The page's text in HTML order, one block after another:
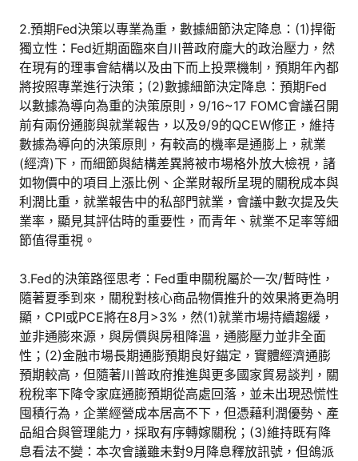
2.預期Fed決策以專業為重，數據細節決定降息：(1)捍衛
獨立性：Fed近期面臨來自川普政府龐大的政治壓力，然
在現有的理事會結構以及由下而上投票機制，預期年內都
將按照專業進行決策；(2)數據細節決定降息：預期Fed
以數據為導向為重的決策原則，9/16~17 FOMC會議召開
前有兩份通膨與就業報告，以及9/9的QCEW修正，維持
數據為導向的決策原則，有較高的機率是通膨上，就業
(經濟)下，而細節與結構差異將被市場格外放大檢視，諸
如物價中的項目上漲比例、企業財報所呈現的關稅成本與
利潤比重，就業報告中的私部門就業，會議中數次提及失
業率，顯見其評估時的重要性，而青年、就業不足率等細
節值得重視。
3.Fed的決策路徑思考：Fed重申關稅屬於一次/暫時性，
隨著夏季到來，關稅對核心商品物價推升的效果將更為明
顯，CPI或PCE將在8月>3%，然(1)就業市場持續趨緩，
並非通膨來源，與房價與房租降溫，通膨壓力並非全面
性；(2)金融市場長期通膨預期良好錨定，實體經濟通膨
預期較高，但隨著川普政府推進與更多國家貿易談判，關
稅稅率下降令家庭通膨預期從高處回落，並未出現恐慌性
囤積行為，企業經營成本居高不下，但憑藉利潤優勢、產
品組合與管理能力，採取有序轉嫁關稅；(3)維持既有降
息看法不變：本次會議雖未對9月降息釋放訊號，但鴿派